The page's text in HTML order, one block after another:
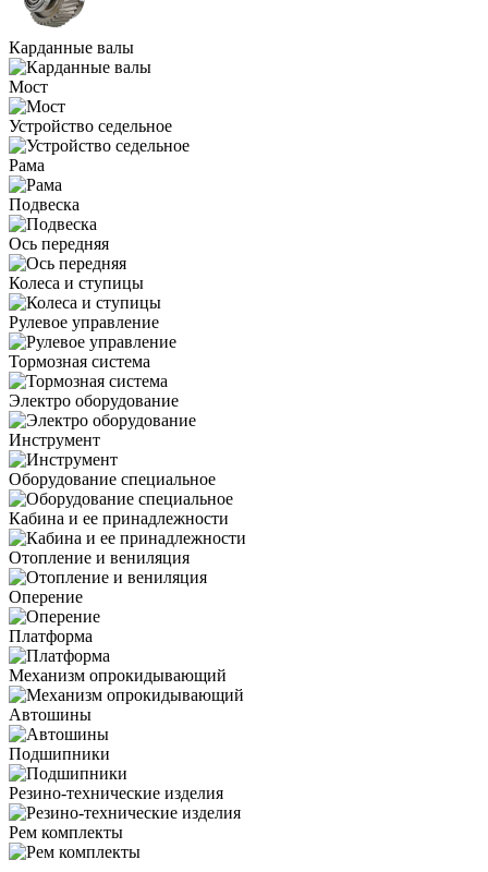
Карданные валы
Мост
Устройство седельное
Рама
Подвеска
Ось передняя
Колеса и ступицы
Рулевое управление
Тормозная система
Электро оборудование
Инструмент
Оборудование специальное
Кабина и ее принадлежности
Отопление и вениляция
Оперение
Платформа
Механизм опрокидывающий
Автошины
Подшипники
Резино-технические изделия
Рем комплекты